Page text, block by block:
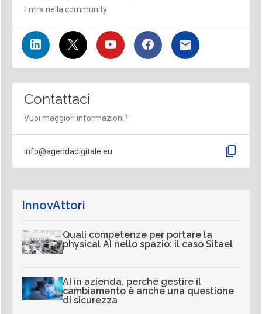
Entra nella community
Contattaci
Vuoi maggiori informazioni?
info@agendadigitale.eu content_copy
InnovAttori
Quali competenze per portare la
physical AI nello spazio: il caso Sitael
AI in azienda, perché gestire il
cambiamento è anche una questione
di sicurezza